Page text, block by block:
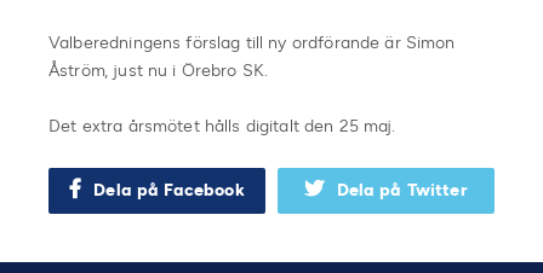
Valberedningens förslag till ny ordförande är Simon
Åström, just nu i Örebro SK.
Det extra årsmötet hålls digitalt den 25 maj.
Dela på Facebook Dela på Twitter